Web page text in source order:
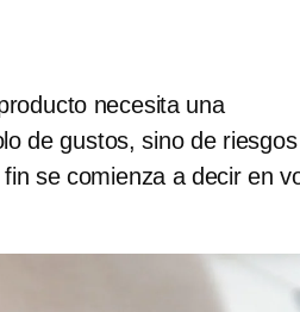
necesita una
de gustos, sino de riesgos
se comienza a decir en